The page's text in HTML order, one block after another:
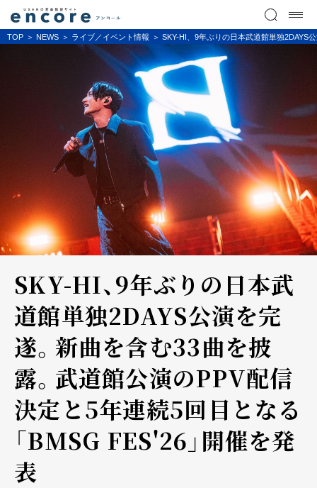
TOP NEWS ライブ／イベント情報 SKY-HI、9年ぶりの日本武道館単独2DAYS
SKY-HI、9年ぶりの日本武
道館単独2DAYS公演を完
遂。新曲を含む33曲を披
露。武道館公演のPPV配信
決定と5年連続5回目となる
「BMSG FES'26」開催を発
表